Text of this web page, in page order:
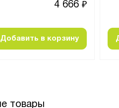
4 666 ₽
Добавить в корзину
товары